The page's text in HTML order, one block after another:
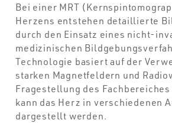
Bei einer MRT
Herzens entstehen detaillierte
durch den Einsatz eines nicht-
medizinischen
Technologie basiert auf der
starken Magnetfeldern und
Fragestellung des
kann das Herz in verschiedenen
dargestellt werden.